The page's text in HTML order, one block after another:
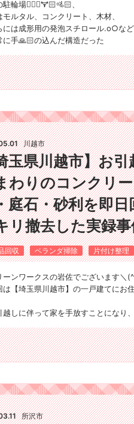
駐輪場🚴🏻‍♀️🏋🏻🚵🏻、
モルタル、コンクリート、木材、
には成形用の発泡スチロール.o○など
に手🙏🏻の込んだ構造だった
川越市
玉県川越市】お
わりのコンクリ
庭石・砂利を即
リ撤去した実録
回収 ベランダ掃除 片付け整理
ーンワークスの岩佐でございます＼
は【埼玉県川越市】の一戸建てにお
越しに伴って家を手放すことになり
所沢市